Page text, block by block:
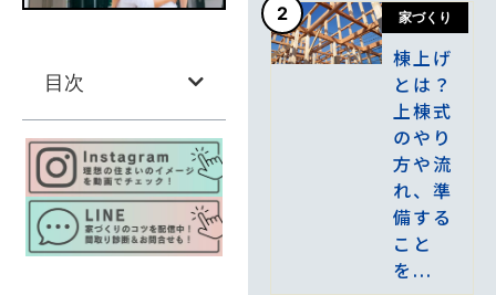
目次
2 家づくり
棟上げ
とは？
上棟式
のやり
方や流
れ、準
備する
こと
を...